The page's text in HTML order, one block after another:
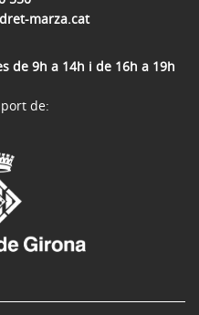
marza.cat
de 9h a 14h i de 16h a 19h
de: